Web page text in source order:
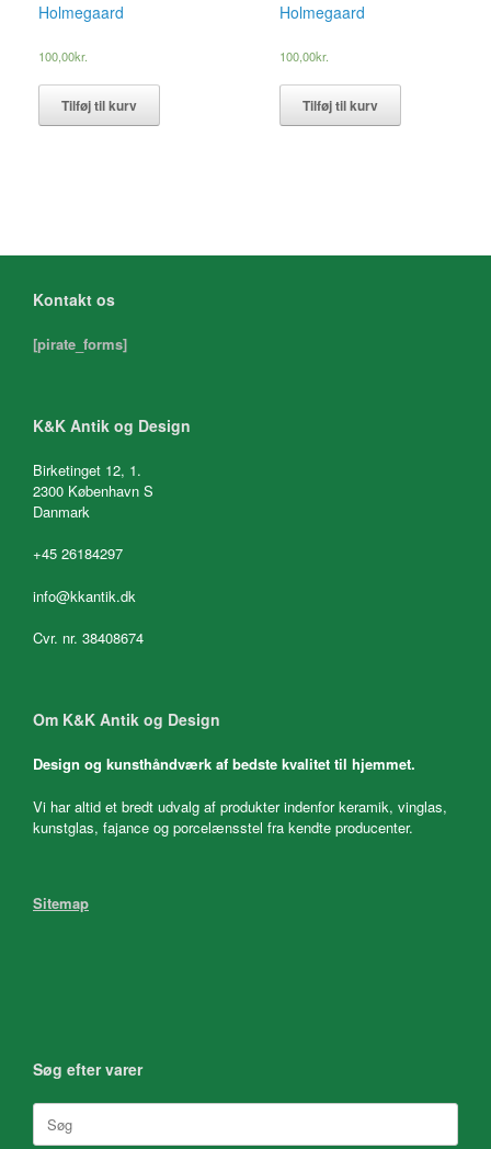
Holmegaard
100,00kr.
Tilføj til kurv
Holmegaard
100,00kr.
Tilføj til kurv
Kontakt os
[pirate_forms]
K&K Antik og Design
Birketinget 12, 1.
2300 København S
Danmark
+45 26184297
info@kkantik.dk
Cvr. nr. 38408674
Om K&K Antik og Design
Design og kunsthåndværk af bedste kvalitet til hjemmet.
Vi har altid et bredt udvalg af produkter indenfor keramik, vinglas,
kunstglas, fajance og porcelænsstel fra kendte producenter.
Sitemap
Søg efter varer
Søg
efter: